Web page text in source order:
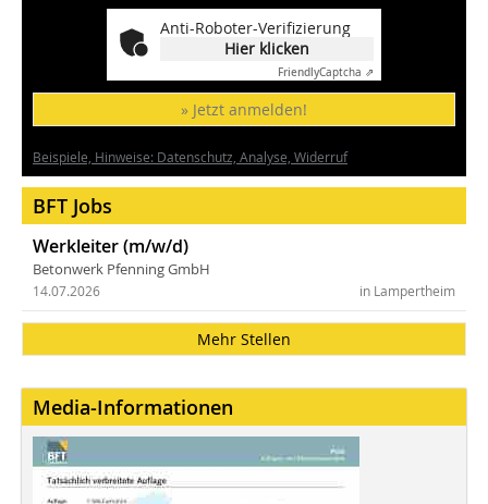
Anti-Roboter-Verifizierung
Hier klicken
FriendlyCaptcha ⇗
» Jetzt anmelden!
Beispiele, Hinweise: Datenschutz, Analyse, Widerruf
BFT Jobs
Werkleiter (m/w/d)
Betonwerk Pfenning GmbH
in Lampertheim
14.07.2026
Mehr Stellen
Media-Informationen